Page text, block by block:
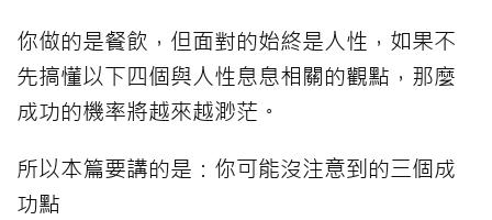
你做的是餐飲，但面對的始終是人性，如果不
先搞懂以下四個與人性息息相關的觀點，那麼
成功的機率將越來越渺茫。
所以本篇要講的是：你可能沒注意到的三個成
功點